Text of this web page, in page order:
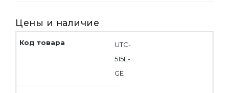
Цены и наличие
UTC-
515E-
GE